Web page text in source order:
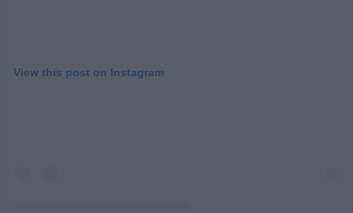
View this post on Instagram